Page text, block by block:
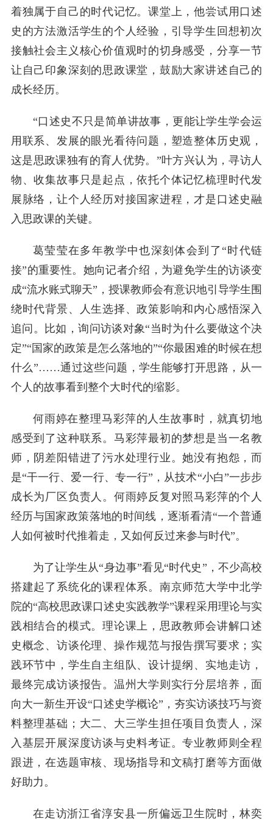
着独属于自己的时代记忆。课堂上，他尝试用口述
史的方法激活学生的个人经验，引导学生回想初次
接触社会主义核心价值观时的切身感受，分享一节
让自己印象深刻的思政课堂，鼓励大家讲述自己的
成长经历。
“口述史不只是简单讲故事，更能让学生学会运
用联系、发展的眼光看待问题，塑造整体历史观，
这是思政课独有的育人优势。”叶方兴认为，寻访人
物、收集故事只是起点，依托个体记忆梳理时代发
展脉络，让个人经历对接国家进程，才是口述史融
入思政课的关键。
葛莹莹在多年教学中也深刻体会到了“时代链
接”的重要性。她向记者介绍，为避免学生的访谈变
成“流水账式聊天”，授课教师会有意识地引导学生围
绕时代背景、人生选择、政策影响和内心感悟深入
追问。比如，询问访谈对象“当时为什么要做这个决
定”“国家的政策是怎么落地的”“你最困难的时候在想
什么”……通过这些问题，学生能够打开思路，从一
个人的故事看到整个大时代的缩影。
何雨婷在整理马彩萍的人生故事时，就真切地
感受到了这种联系。马彩萍最初的梦想是当一名教
师，阴差阳错进了污水处理行业。她没有抱怨，而
是“干一行、爱一行、专一行”，从技术“小白”一步步
成长为厂区负责人。何雨婷反复对照马彩萍的个人
经历与国家政策落地的时间线，逐渐看清“一个普通
人如何被时代推着走，又如何反过来参与时代”。
为了让学生从“身边事”看见“时代史”，不少高校
搭建起了系统化的课程体系。南京师范大学中北学
院的“高校思政课口述史实践教学”课程采用理论与实
践相结合的模式。理论课上，思政教师会讲解口述
史概念、访谈伦理、操作规范与报告撰写要求；实
践环节中，学生自主组队、设计提纲、实地走访，
最终完成访谈报告。温州大学则实行分层培养，面
向大一新生开设“口述史学概论”，夯实访谈技巧与资
料整理基础；大二、大三学生担任项目负责人，深
入基层开展深度访谈与史料考证。专业教师则全程
跟进，在选题审核、现场指导和文稿打磨等方面做
好助力。
在走访浙江省淳安县一所偏远卫生院时，林奕